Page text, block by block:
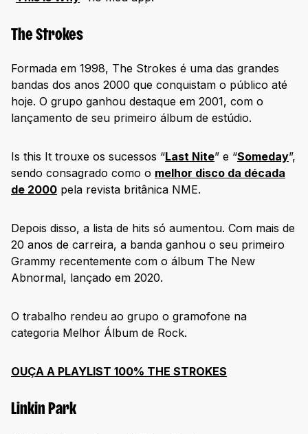
The Strokes
Formada em 1998, The Strokes é uma das grandes
bandas dos anos 2000 que conquistam o público até
hoje. O grupo ganhou destaque em 2001, com o
lançamento de seu primeiro álbum de estúdio.
Is this It trouxe os sucessos “Last Nite” e “Someday”,
sendo consagrado como o melhor disco da década
de 2000 pela revista britânica NME.
Depois disso, a lista de hits só aumentou. Com mais de
20 anos de carreira, a banda ganhou o seu primeiro
Grammy recentemente com o álbum The New
Abnormal, lançado em 2020.
O trabalho rendeu ao grupo o gramofone na
categoria Melhor Álbum de Rock.
OUÇA A PLAYLIST 100% THE STROKES
Linkin Park